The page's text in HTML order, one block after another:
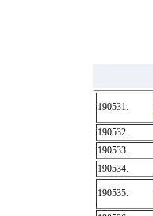
190531.
190532.
190533.
190534.
190535.